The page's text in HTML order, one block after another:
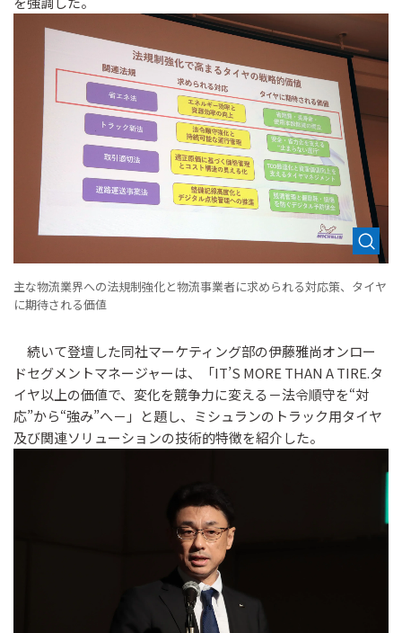
主な物流業界への法規制強化と物流事業者に求められる対応策、タイヤ
に期待される価値
続いて登壇した同社マーケティング部の伊藤雅尚オンロー
ドセグメントマネージャーは、「IT’S MORE THAN A TIRE.タ
イヤ以上の価値で、変化を競争力に変える－法令順守を“対
応”から“強み”へ－」と題し、ミシュランのトラック用タイヤ
及び関連ソリューションの技術的特徴を紹介した。